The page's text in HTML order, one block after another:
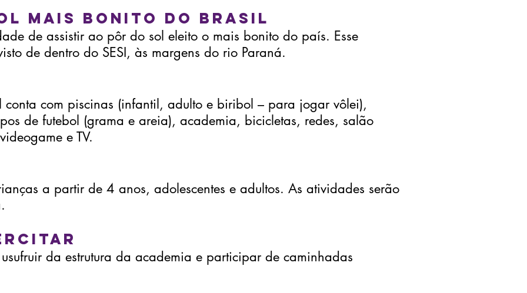
mais bonito do Brasil
de assistir ao pôr do sol eleito o mais bonito do país. Esse
de dentro do SESI, às margens do rio Paraná.
conta com piscinas (infantil, adulto e biribol – para jogar vôlei),
de futebol (grama e areia), academia, bicicletas, redes, salão
e TV.
a partir de 4 anos, adolescentes e adultos. As atividades serão
da estrutura da academia e participar de caminhadas